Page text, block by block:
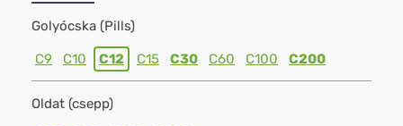
Golyócska (Pills)
C9 C10 C12 C15 C30 C60 C100 C200
Oldat (csepp)